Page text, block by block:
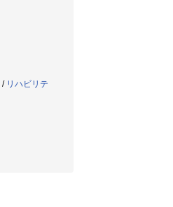
/ リハビリテ